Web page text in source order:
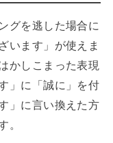
グを逃した場合に
います」が使えま
かしこまった表現
」に「誠に」を付
」に言い換えた方
。